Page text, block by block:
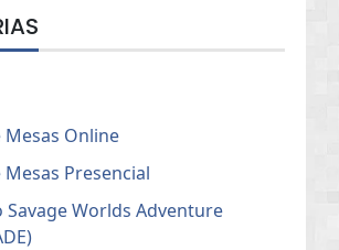
Online
Presencial
Worlds Adventure